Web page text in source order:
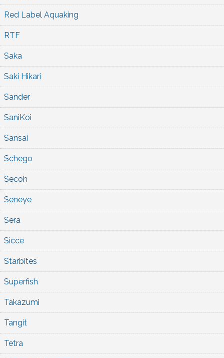
Red Label Aquaking
RTF
Saka
Saki Hikari
Sander
SaniKoi
Sansai
Schego
Secoh
Seneye
Sera
Sicce
Starbites
Superfish
Takazumi
Tangit
Tetra